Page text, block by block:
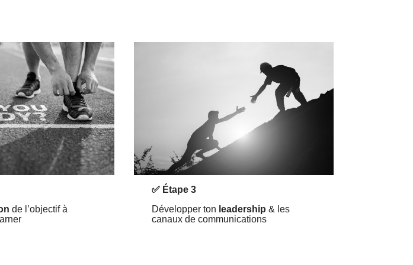
de l’objectif à
✅ Étape 3
Développer ton leadership & les
canaux de communications